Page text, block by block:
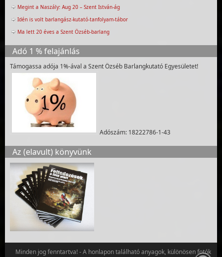
Megint a Naszály: Aug 20 – Szent István-ág
Idén is volt barlangász-kutató-tanfolyam-tábor
Ma lett 20 éves a Szent Özséb-barlang
Adó 1 % felajánlás
Támogassa adója 1%-ával a Szent Özséb Barlangkutató Egyesületet!
Adószám: 18222786-1-43
Az (elavult) könyvünk
Minden jog fenntartva! - A honlapon található anyagok, különösen fotók